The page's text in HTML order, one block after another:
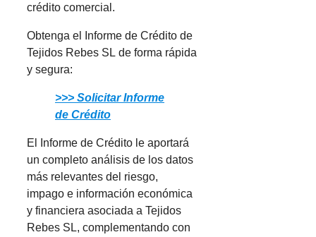
crédito comercial.
Obtenga el Informe de Crédito de
Tejidos Rebes SL de forma rápida
y segura:
>>> Solicitar Informe
de Crédito
El Informe de Crédito le aportará
un completo análisis de los datos
más relevantes del riesgo,
impago e información económica
y financiera asociada a Tejidos
Rebes SL, complementando con